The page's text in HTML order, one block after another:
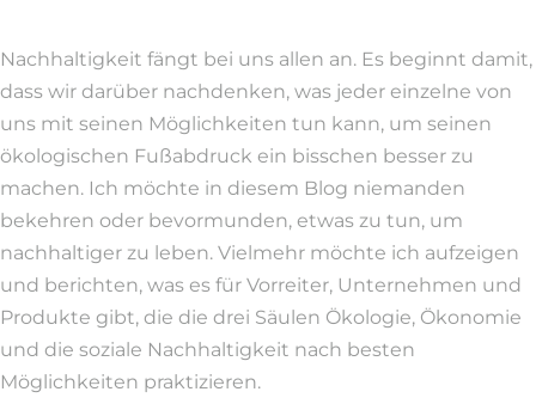
Nachhaltigkeit fängt bei uns allen an. Es beginnt damit,
dass wir darüber nachdenken, was jeder einzelne von
uns mit seinen Möglichkeiten tun kann, um seinen
ökologischen Fußabdruck ein bisschen besser zu
machen. Ich möchte in diesem Blog niemanden
bekehren oder bevormunden, etwas zu tun, um
nachhaltiger zu leben. Vielmehr möchte ich aufzeigen
und berichten, was es für Vorreiter, Unternehmen und
Produkte gibt, die die drei Säulen Ökologie, Ökonomie
und die soziale Nachhaltigkeit nach besten
Möglichkeiten praktizieren.